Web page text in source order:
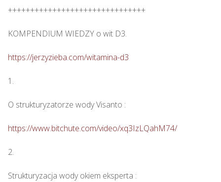
+++++++++++++++++++++++++++++++
KOMPENDIUM WIEDZY o wit D3.
https://jerzyzieba.com/witamina-d3
1.
O strukturyzatorze wody Visanto :
https://www.bitchute.com/video/xq3IzLQahM74/
2.
Strukturyzacja wody okiem eksperta :